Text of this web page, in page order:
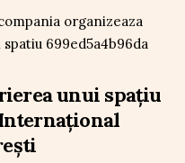
unui spațiu